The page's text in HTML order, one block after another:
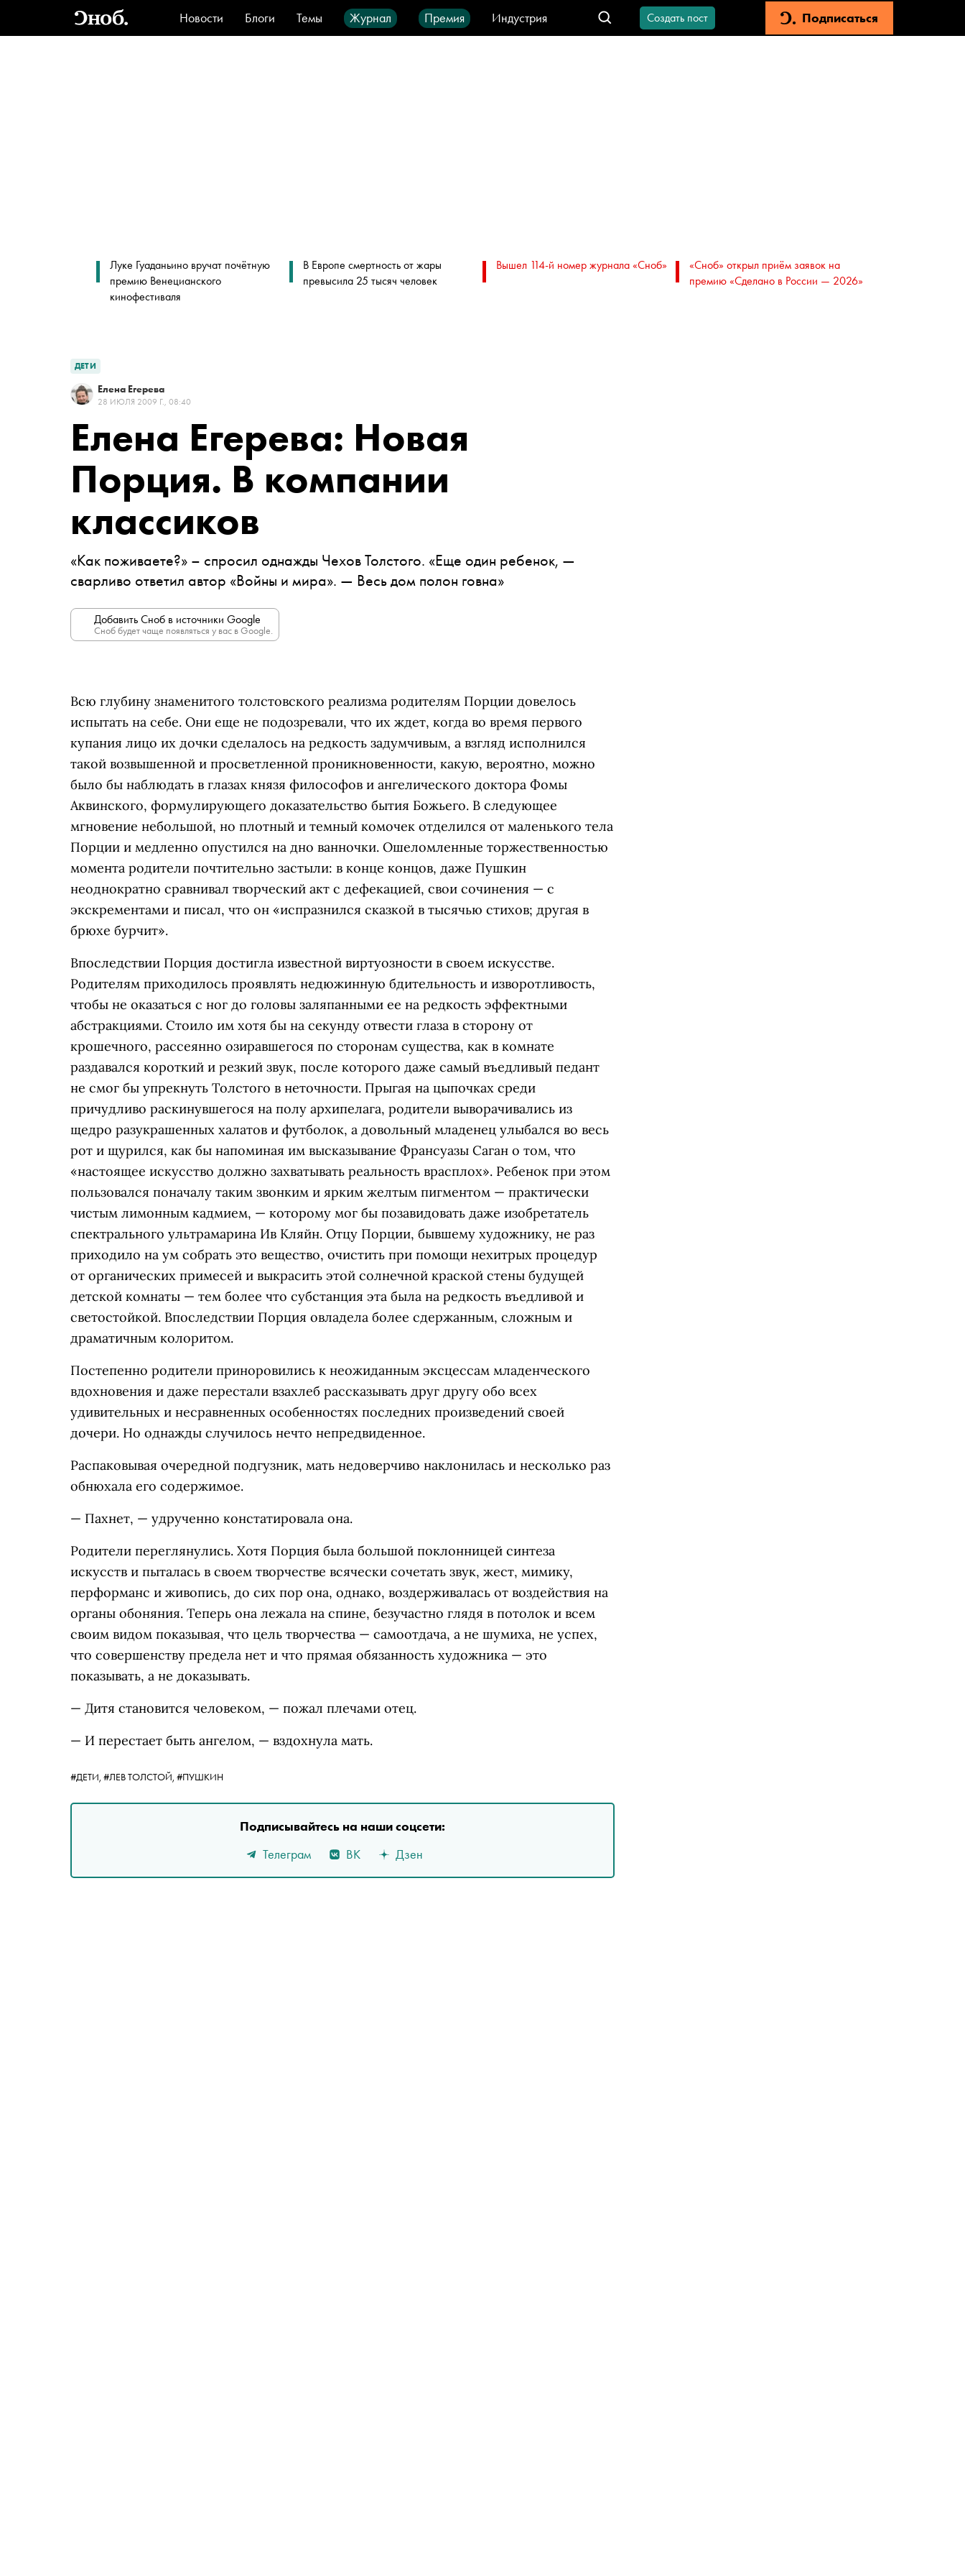
Новости Блоги Темы Журнал Премия
Индустрия
Стиль
Видео Город IT-продукты
Создать пост Подписаться
Луке Гуаданьино вручат почётную
премию Венецианского
кинофестиваля
В Европе смертность от жары
превысила 25 тысяч человек
Вышел 114-й номер журнала «Сноб»
«Сноб» открыл приём заявок на
премию «Сделано в России — 2026»
ДЕТИ
Елена Егерева
28 ИЮЛЯ 2009 Г., 08:40
Елена Егерева: Новая
Порция. В компании
классиков
«Как поживаете?» – спросил однажды Чехов Толстого. «Еще один ребенок, —
сварливо ответил автор «Войны и мира». — Весь дом полон говна»
Добавить Сноб в источники Google
Сноб будет чаще появляться у вас в Google.
Всю глубину знаменитого толстовского реализма родителям Порции довелось
испытать на себе. Они еще не подозревали, что их ждет, когда во время первого
купания лицо их дочки сделалось на редкость задумчивым, а взгляд исполнился
такой возвышенной и просветленной проникновенности, какую, вероятно, можно
было бы наблюдать в глазах князя философов и ангелического доктора Фомы
Аквинского, формулирующего доказательство бытия Божьего. В следующее
мгновение небольшой, но плотный и темный комочек отделился от маленького тела
Порции и медленно опустился на дно ванночки. Ошеломленные торжественностью
момента родители почтительно застыли: в конце концов, даже Пушкин
неоднократно сравнивал творческий акт с дефекацией, свои сочинения — с
экскрементами и писал, что он «испразнился сказкой в тысячью стихов; другая в
брюхе бурчит».
Впоследствии Порция достигла известной виртуозности в своем искусстве.
Родителям приходилось проявлять недюжинную бдительность и изворотливость,
чтобы не оказаться с ног до головы заляпанными ее на редкость эффектными
абстракциями. Стоило им хотя бы на секунду отвести глаза в сторону от
крошечного, рассеянно озиравшегося по сторонам существа, как в комнате
раздавался короткий и резкий звук, после которого даже самый въедливый педант
не смог бы упрекнуть Толстого в неточности. Прыгая на цыпочках среди
причудливо раскинувшегося на полу архипелага, родители выворачивались из
щедро разукрашенных халатов и футболок, а довольный младенец улыбался во весь
рот и щурился, как бы напоминая им высказывание Франсуазы Саган о том, что
«настоящее искусство должно захватывать реальность врасплох». Ребенок при этом
пользовался поначалу таким звонким и ярким желтым пигментом — практически
чистым лимонным кадмием, — которому мог бы позавидовать даже изобретатель
спектрального ультрамарина Ив Кляйн. Отцу Порции, бывшему художнику, не раз
приходило на ум собрать это вещество, очистить при помощи нехитрых процедур
от органических примесей и выкрасить этой солнечной краской стены будущей
детской комнаты — тем более что субстанция эта была на редкость въедливой и
светостойкой. Впоследствии Порция овладела более сдержанным, сложным и
драматичным колоритом.
Постепенно родители приноровились к неожиданным эксцессам младенческого
вдохновения и даже перестали взахлеб рассказывать друг другу обо всех
удивительных и несравненных особенностях последних произведений своей
дочери. Но однажды случилось нечто непредвиденное.
Распаковывая очередной подгузник, мать недоверчиво наклонилась и несколько раз
обнюхала его содержимое.
— Пахнет, — удрученно констатировала она.
Родители переглянулись. Хотя Порция была большой поклонницей синтеза
искусств и пыталась в своем творчестве всячески сочетать звук, жест, мимику,
перформанс и живопись, до сих пор она, однако, воздерживалась от воздействия на
органы обоняния. Теперь она лежала на спине, безучастно глядя в потолок и всем
своим видом показывая, что цель творчества — самоотдача, а не шумиха, не успех,
что совершенству предела нет и что прямая обязанность художника — это
показывать, а не доказывать.
— Дитя становится человеком, — пожал плечами отец.
— И перестает быть ангелом, — вздохнула мать.
#ДЕТИ, #ЛЕВ ТОЛСТОЙ, #ПУШКИН
Подписывайтесь на наши соцсети:
Телеграм
ВК Дзен